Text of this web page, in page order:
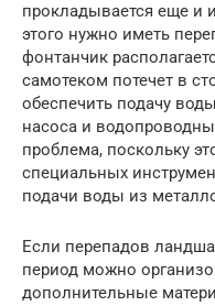
прокладывается еще и
этого нужно иметь
фонтанчик
самотеком потечет в
обеспечить подачу
насоса и
проблема, поскольку
специальных
подачи воды из
Если перепадов
период можно
дополнительные